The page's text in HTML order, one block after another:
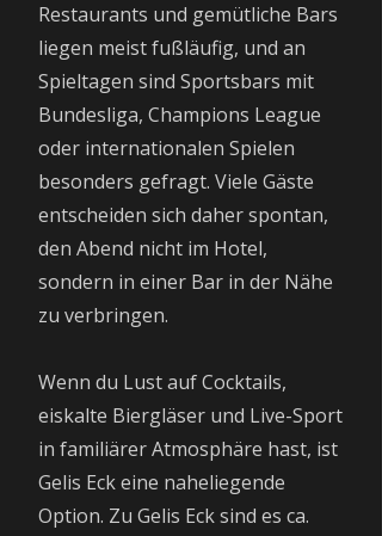
Restaurants und gemütliche Bars
liegen meist fußläufig, und an
Spieltagen sind Sportsbars mit
Bundesliga, Champions League
oder internationalen Spielen
besonders gefragt. Viele Gäste
entscheiden sich daher spontan,
den Abend nicht im Hotel,
sondern in einer Bar in der Nähe
zu verbringen.
Wenn du Lust auf Cocktails,
eiskalte Biergläser und Live-Sport
in familiärer Atmosphäre hast, ist
Gelis Eck eine naheliegende
Option. Zu Gelis Eck sind es ca.